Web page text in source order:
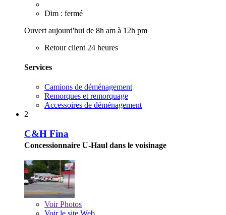
Dim : fermé
Ouvert aujourd'hui de 8h am à 12h pm
Retour client 24 heures
Services
Camions de déménagement
Remorques et remorquage
Accessoires de déménagement
2
C&H Fina
Concessionnaire U-Haul dans le voisinage
VoirPhotos
Voir le site Web